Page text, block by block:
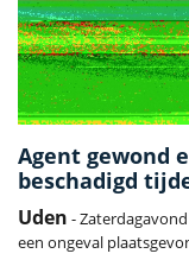
Agent gewond
beschadigd
Uden -
een ongeval